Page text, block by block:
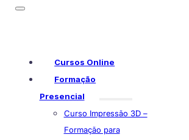
Cursos Online
Formação
Presencial
Curso Impressão 3D –
Formação para